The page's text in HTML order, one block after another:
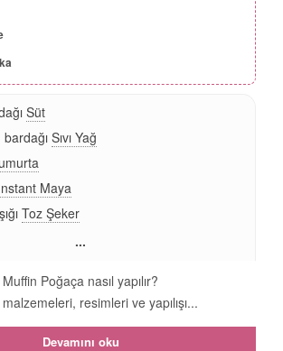
Süt
bardağı Sıvı Yağ
Maya
Toz Şeker
...
Muffin Poğaça nasıl yapılır?
resimleri ve yapılışı...
Devamını oku